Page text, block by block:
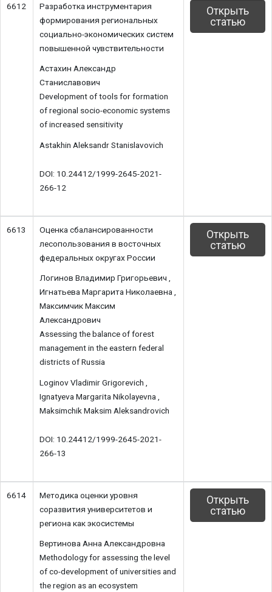
6612
Разработка инструментария
формирования региональных
социально-экономических систем
повышенной чувствительности
Астахин Александр
Станиславович
Development of tools for formation
of regional socio-economic systems
of increased sensitivity
Astakhin Aleksandr Stanislavovich
DOI: 10.24412/1999-2645-2021-
266-12
Открыть
статью
6613
Оценка сбалансированности
лесопользования в восточных
федеральных округах России
Логинов Владимир Григорьевич ,
Игнатьева Маргарита Николаевна ,
Максимчик Максим
Александрович
Assessing the balance of forest
management in the eastern federal
districts of Russia
Loginov Vladimir Grigorevich ,
Ignatyeva Margarita Nikolayevna ,
Maksimchik Maksim Aleksandrovich
DOI: 10.24412/1999-2645-2021-
266-13
Открыть
статью
6614
Методика оценки уровня
соразвития университетов и
региона как экосистемы
Вертинова Анна Александровна
Methodology for assessing the level
of co-development of universities and
the region as an ecosystem
Открыть
статью